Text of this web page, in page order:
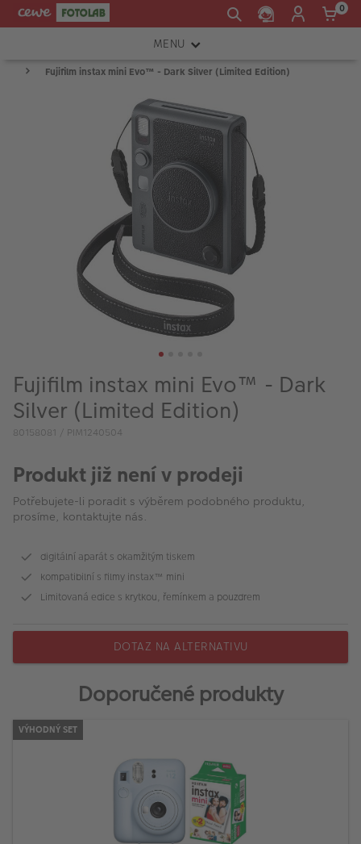
0
MENU
FOTOAPARÁTY
TISKÁRNY A SKENERY
PŘÍSLUŠENSTVÍ
FOTO BAZAR
Akce a slevy
Fotoprodukty
Fujifilm instax mini Evo™ - Dark Silver (Limited Edition)
Fujifilm instax mini Evo™ - Dark
Silver (Limited Edition)
80158081 / PIM1240504
Produkt již není v prodeji
Potřebujete-li poradit s výběrem podobného produktu,
prosíme, kontaktujte nás.
digitální aparát s okamžitým tiskem
kompatibilní s filmy instax™ mini
Limitovaná edice s krytkou, řemínkem a pouzdrem
DOTAZ NA ALTERNATIVU
Doporučené produkty
VÝHODNÝ SET